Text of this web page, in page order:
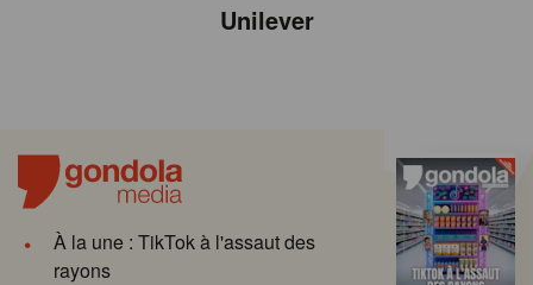
Unilever
À la une : TikTok à l'assaut des
rayons